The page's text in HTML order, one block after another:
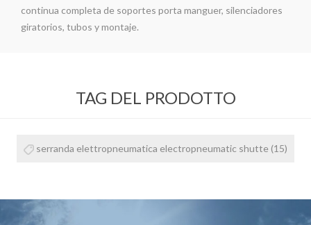
continua completa de soportes porta manguer, silenciadores
giratorios, tubos y montaje.
TAG DEL PRODOTTO
serranda elettropneumatica electropneumatic shutte (15)